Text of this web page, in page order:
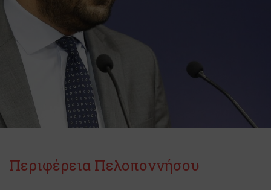
Περιφέρεια Πελοποννήσου